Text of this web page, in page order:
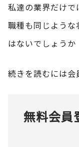
私達の業界だけで
職種も同じような
はないでしょうか
続きを読むには会
無料会員